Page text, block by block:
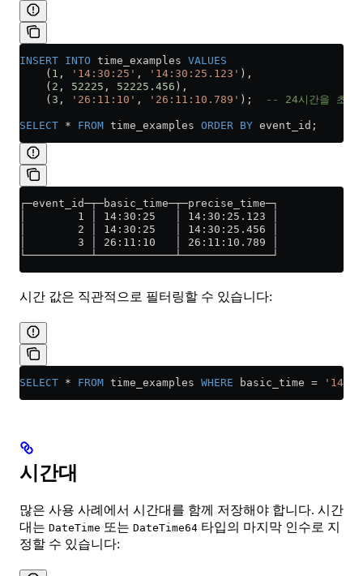
INSERT INTO time_examples VALUES
    (
1 , '14:30:25' , '14:30:25.123' ),
    (
2 , 52225 , 52225 . 456 ),
    (
3 , '26:11:10' , '26:11:10.789' ); -- 24시간을 초과
SELECT * FROM time_examples ORDER BY event_id;
┌─event_id─┬─basic_time─┬─precise_time─┐
│        1 │ 14:30:25   │ 14:30:25.123 │
│        2 │ 14:30:25   │ 14:30:25.456 │
│        3 │ 26:11:10   │ 26:11:10.789 │
└──────────┴────────────┴──────────────┘
시간 값은 직관적으로 필터링할 수 있습니다:
SELECT * FROM time_examples WHERE basic_time =
시간대
많은 사용 사례에서 시간대를 함께 저장해야 합니다. 시간
대는 DateTime 또는 DateTime64 타입의 마지막 인수로 지
정할 수 있습니다: